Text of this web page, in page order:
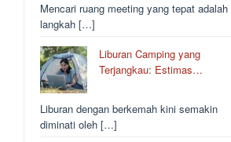
Mencari ruang meeting yang tepat adalah
langkah […]
Liburan Camping yang
Terjangkau: Estimas…
Liburan dengan berkemah kini semakin
diminati oleh […]